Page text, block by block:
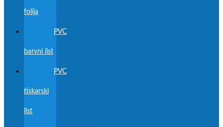
folija
PVC
barvni list
PVC
tiskarski
list